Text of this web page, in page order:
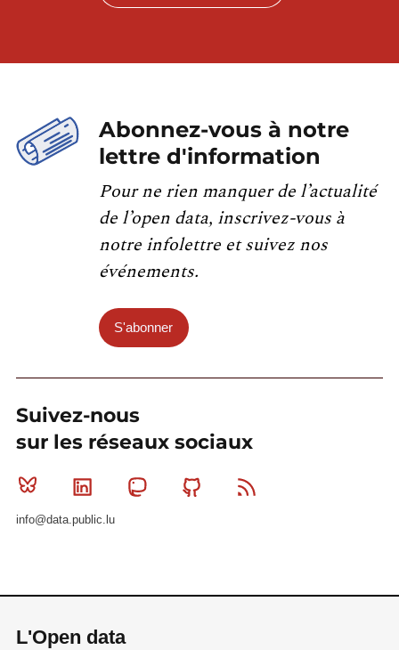
Abonnez-vous à notre
lettre d'information
Pour ne rien manquer de l’actualité
de l’open data, inscrivez-vous à
notre infolettre et suivez nos
événements.
S'abonner
Suivez-nous
sur les réseaux sociaux
Bluesky Linkedin MastodonGithub
info@data.public.lu
L'Open data